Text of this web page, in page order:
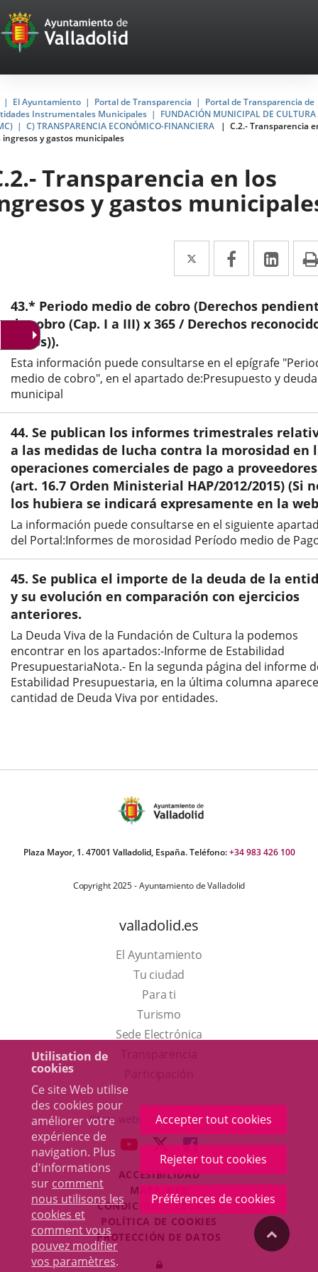
Utilisation de
cookies
Ce site Web utilise
des cookies pour
améliorer votre
expérience de
navigation. Plus
d'informations
sur comment
nous utilisons les
cookies et
comment vous
pouvez modifier
vos paramètres.
Accepter tout cookies
Rejeter tout cookies
Préférences de cookies
Portal
Web
del
Ayuntamiento
de
Valladolid
El Ayuntamiento Portal de Transparencia
Portal de Transparencia de
Instrumentales Municipales
FUNDACIÓN MUNICIPAL DE CULTURA
C) TRANSPARENCIA ECONÓMICO-FINANCIERA
C.2.- Transparencia
ingresos y gastos municipales
Transparencia en los
y gastos
Twitter
Enlace
a
una
aplicación
Facebook
Enlace
a
una
aplicación
a
una
43.* Periodo medio de cobro (Derechos
de cobro (Cap. I a III) x 365 / Derechos
netos)).
Esta información puede consultarse en el epígrafe
medio de cobro", en el apartado de:Presupuesto y deuda
municipal
44. Se publican los informes trimestrales
a las medidas de lucha contra la morosidad en
operaciones comerciales de pago a proveedores
(art. 16.7 Orden Ministerial HAP/2012/2015) (Si
los hubiera se indicará expresamente en la
La información puede consultarse en el siguiente
del Portal:Informes de morosidad Período medio de
45. Se publica el importe de la deuda de la
y su evolución en comparación con ejercicios
anteriores.
La Deuda Viva de la Fundación de Cultura la podemos
encontrar en los apartados:-Informe de Estabilidad
PresupuestariaNota.- En la segunda página del informe
Estabilidad Presupuestaria, en la última columna
cantidad de Deuda Viva por entidades.
Plaza Mayor, 1. 47001 Valladolid, España. Teléfono:+34 983 426 100
Copyright 2025 - Ayuntamiento de Valladolid
valladolid.es
El Ayuntamiento
Tu ciudad
Para ti
TurismoEste
enlace
una
ventana
nueva.
Sede Electrónica
externa.
Otras webs del ayuntamiento
ENLACE
UNA
APLICACIÓN
EXTERNA.
ENLACE
A
UNA
APLICACIÓN
EXTERNA.
ENLACE
A
UNA
APLICACIÓN
EXTERNA.
ACCESIBILIDAD
MAPA WEB
CONDICIONES LEGALES
POLÍTICA DE COOKIES
PROTECCIÓN DE DATOS
Iniciar
"Volver